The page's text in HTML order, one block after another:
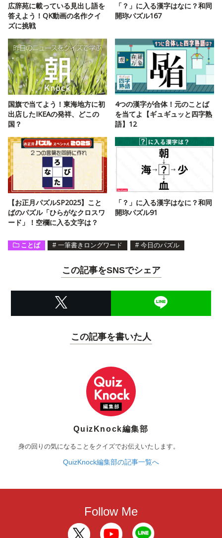
広辞苑に載っている見出し語を
答えよう！QK動画の名作クイ
ズに挑戦
「？」に入る漢字はなに？和同
開珎パズル167
国旗で当てよう！東海地方に初
出店したIKEAの発祥、どこの
国？
4つの漢字が合体！元のことば
を当てよ【ギュギュッと四字熟
語】12
【お正月パズルSP2025】こと
ばのパズル「ひらがなクロスワ
ード」！空欄に入る文字は？
「？」に入る漢字はなに？和同
開珎パズル91
ことば # 一筆書きロングワード # 今日のパズル
この記事をSNSでシェア
この記事を書いた人
QuizKnock編集部
身の回りの気になることをクイズでお伝えいたします。
QuizKnock編集部の記事一覧へ
Follow Me